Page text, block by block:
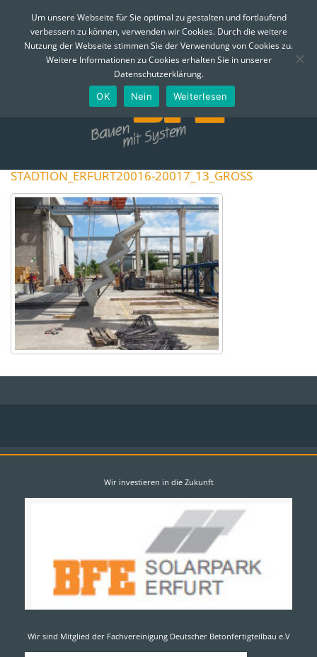
Telefon:0361 - 74 310Email:info@bfe-erfurt.de
STADTION_ERFURT20016-20017_13_GROSS
Wir investieren in die Zukunft
Wir sind Mitglied der Fachvereinigung Deutscher Betonfertigteilbau e.V
MENÜUm unsere Webseite für Sie optimal zu gestalten und fortlaufend
verbessern zu können, verwenden wir Cookies. Durch die weitere
Nutzung der Webseite stimmen Sie der Verwendung von Cookies zu.
Weitere Informationen zu Cookies erhalten Sie in unserer
Datenschutzerklärung.
OK Nein Weiterlesen